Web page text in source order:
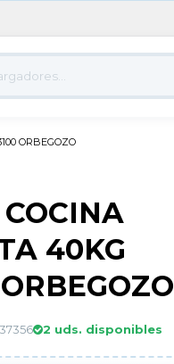
ORBEGOZO
40KG
2 uds. disponibles